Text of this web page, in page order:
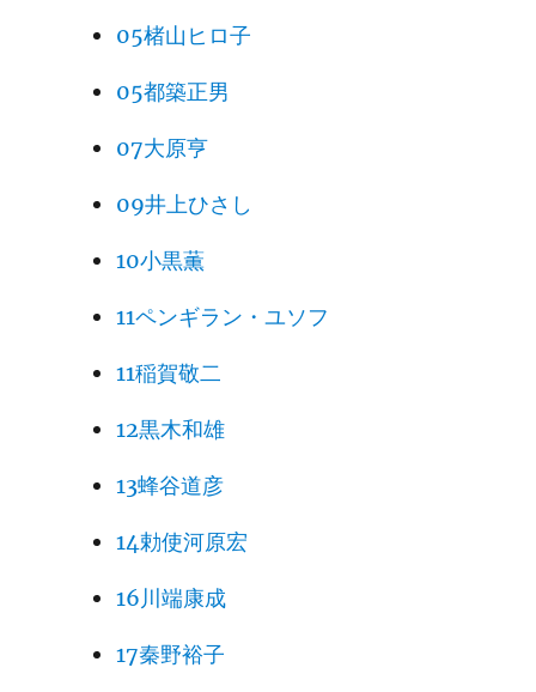
05楮山ヒロ子
05都築正男
07大原亨
09井上ひさし
10小黒薫
11ペンギラン・ユソフ
11稲賀敬二
12黒木和雄
13蜂谷道彦
14勅使河原宏
16川端康成
17秦野裕子